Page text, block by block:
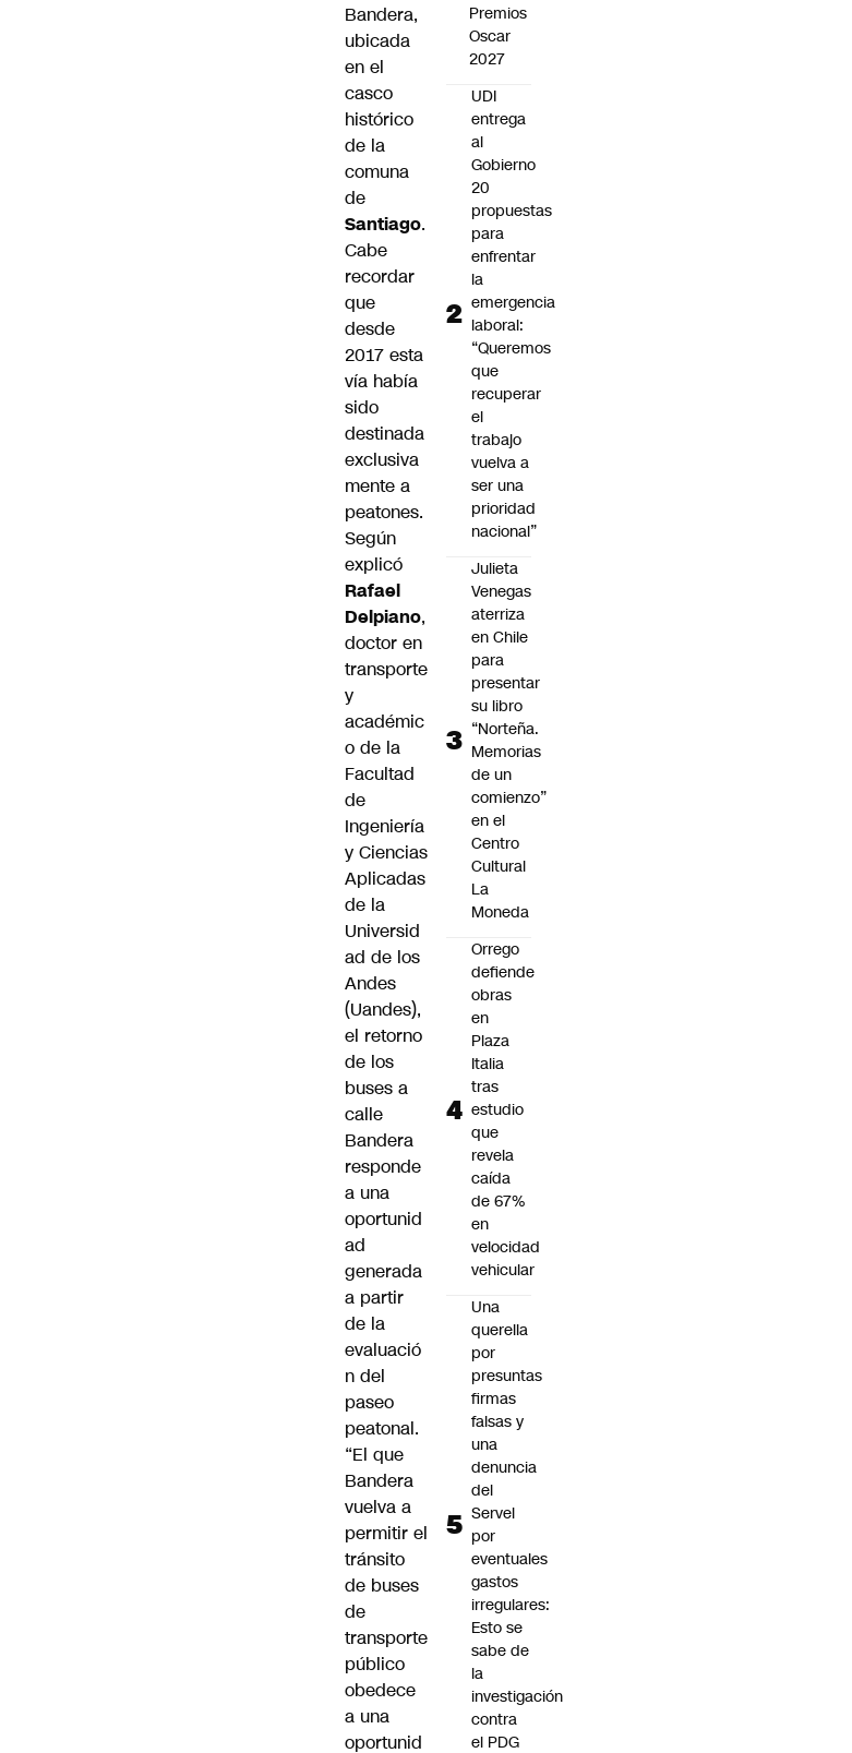
Bandera,
ubicada
en el
casco
histórico
de la
comuna
de
Santiago.
Cabe
recordar
que
desde
2017 esta
vía había
sido
destinada
exclusiva
mente a
peatones.
Según
explicó
Rafael
Delpiano,
doctor en
transporte
y
académic
o de la
Facultad
de
Ingeniería
y Ciencias
Aplicadas
de la
Universid
ad de los
Andes
(Uandes),
el retorno
de los
buses a
calle
Bandera
responde
a una
oportunid
ad
generada
a partir
de la
evaluació
n del
paseo
peatonal.
“El que
Bandera
vuelva a
permitir el
tránsito
de buses
de
transporte
público
obedece
a una
oportunid
Premios
Oscar
2027
UDI
entrega
al
Gobierno
20
propuestas
para
enfrentar
la
emergencia
laboral:
“Queremos
que
recuperar
el
trabajo
vuelva a
ser una
prioridad
nacional”
Julieta
Venegas
aterriza
en Chile
para
presentar
su libro
“Norteña.
Memorias
de un
comienzo”
en el
Centro
Cultural
La
Moneda
Orrego
defiende
obras
en
Plaza
Italia
tras
estudio
que
revela
caída
de 67%
en
velocidad
vehicular
Una
querella
por
presuntas
firmas
falsas y
una
denuncia
del
Servel
por
eventuales
gastos
irregulares:
Esto se
sabe de
la
investigación
contra
el PDG